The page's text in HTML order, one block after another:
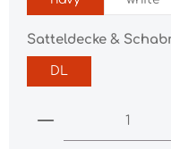
Satteldecke &
DL
Produkt